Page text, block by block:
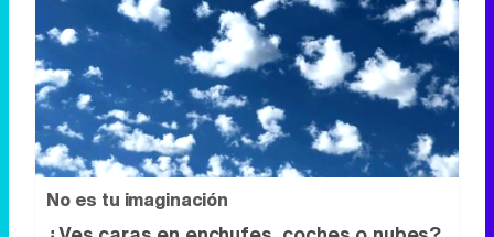
No es tu imaginación